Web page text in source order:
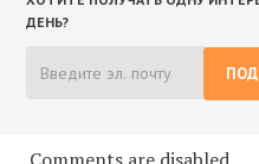
ДЕНЬ?